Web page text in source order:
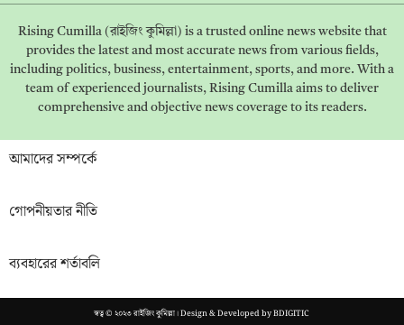
Rising Cumilla (রাইজিং কুমিল্লা) is a trusted online news website that
provides the latest and most accurate news from various fields,
including politics, business, entertainment, sports, and more. With a
team of experienced journalists, Rising Cumilla aims to deliver
comprehensive and objective news coverage to its readers.
আমাদের সম্পর্কে
গোপনীয়তার নীতি
ব্যবহারের শর্তাবলি
স্বত্ব © ২০২৩ রাইজিং কুমিল্লা। Design & Developed byBDIGITIC